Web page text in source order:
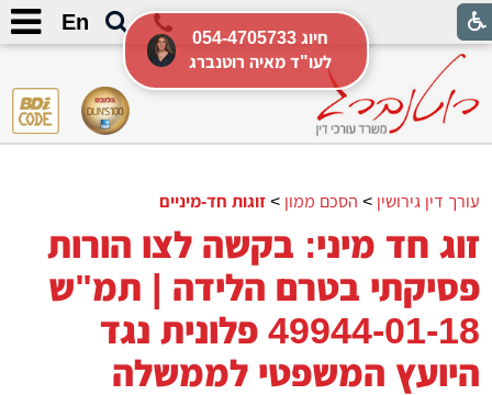
En
עורך דין גירושין > הסכם ממון >זוגות חד-מיניים
זוג חד מיני: בקשה לצו הורות
פסיקתי בטרם הלידה | תמ"ש
49944-01-18 פלונית נגד
היועץ המשפטי לממשלה
054-4705733 חיוג
לעו"ד מאיה רוטנברג